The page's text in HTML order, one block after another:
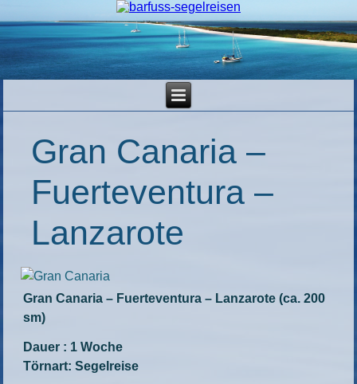
Gran Canaria –
Fuerteventura –
Lanzarote
Gran Canaria – Fuerteventura – Lanzarote (ca. 200
sm)
Dauer : 1 Woche
Törnart: Segelreise